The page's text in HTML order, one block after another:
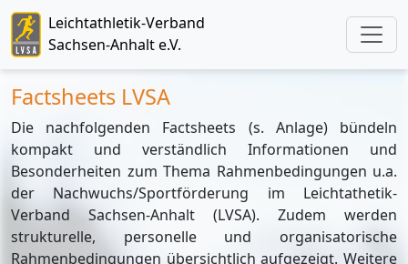
Leichtathletik-Verband
Sachsen-Anhalt e.V.
Factsheets LVSA
Die nachfolgenden Factsheets (s. Anlage) bündeln
kompakt und verständlich Informationen und
Besonderheiten zum Thema Rahmenbedingungen u.a.
der Nachwuchs/Sportförderung im Leichtathetik-
Verband Sachsen-Anhalt (LVSA). Zudem werden
strukturelle, personelle und organisatorische
Rahmenbedingungen übersichtlich aufgezeigt. Weitere